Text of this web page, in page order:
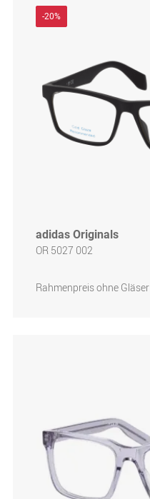
-20%
adidas Originals
OR 5027 002
Rahmenpreis ohne Gläser